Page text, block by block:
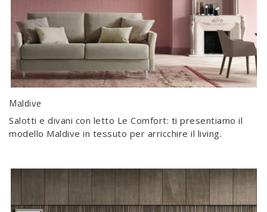
Maldive
Salotti e divani con letto Le Comfort: ti presentiamo il
modello Maldive in tessuto per arricchire il living.